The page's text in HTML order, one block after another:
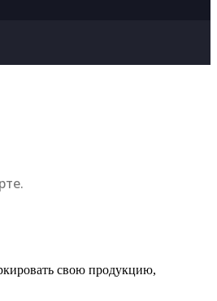
свою продукцию,